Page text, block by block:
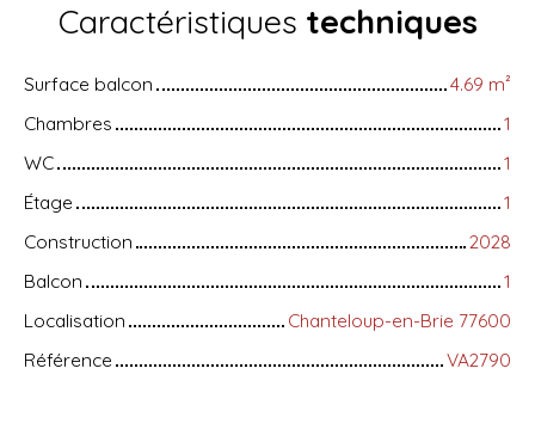
Caractéristiques techniques
Surface balcon 4.69 m²
Chambres
1
WC
1
Étage
1
Construction
2028
Balcon
1
Localisation
Chanteloup-en-Brie 77600
Référence
VA2790